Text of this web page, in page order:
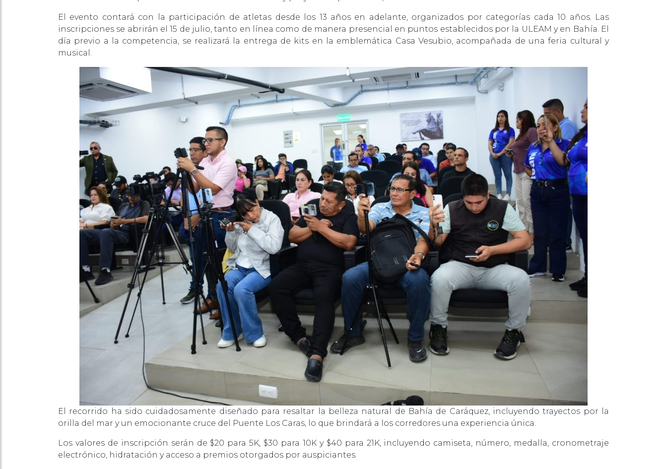
El evento contará con la participación de atletas desde los 13 años en adelante, organizados por categorías cada 10 años. Las
inscripciones se abrirán el 15 de julio, tanto en línea como de manera presencial en puntos establecidos por la ULEAM y en Bahía. El
día previo a la competencia, se realizará la entrega de kits en la emblemática Casa Vesubio, acompañada de una feria cultural y
musical.
El recorrido ha sido cuidadosamente diseñado para resaltar la belleza natural de Bahía de Caráquez, incluyendo trayectos por la
orilla del mar y un emocionante cruce del Puente Los Caras, lo que brindará a los corredores una experiencia única.
Los valores de inscripción serán de $20 para 5K, $30 para 10K y $40 para 21K, incluyendo camiseta, número, medalla, cronometraje
electrónico, hidratación y acceso a premios otorgados por auspiciantes.